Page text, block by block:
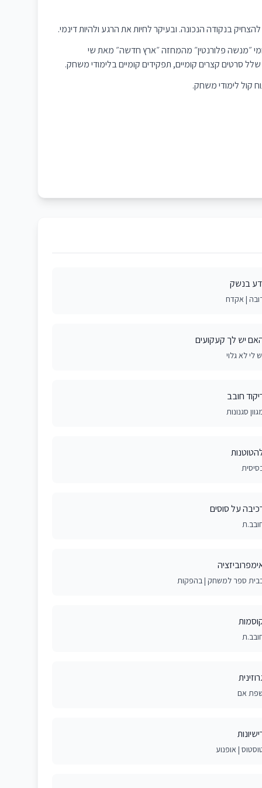
בנקודה הנכונה. ובעיקר לחיות את הרגע ולהיות דינמי.
״מנשה פלורנטין״ מהמחזה ״ארץ חדשה״ מאת שי
קול לימודי משחק.
בנשק
| אקדח
יש לך קעקועים
לי לא גלוי
חובב
סגנונות
על סוסים
ספר למשחק | בהפקות
אם
| אופנוע